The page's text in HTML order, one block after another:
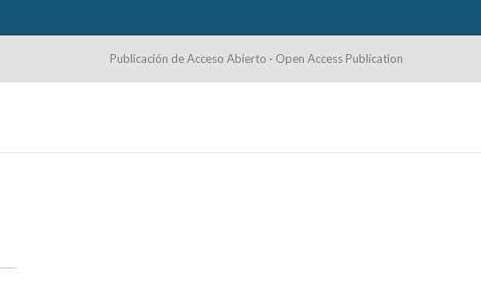
Publicación de Acceso Abierto · Open Access Publication